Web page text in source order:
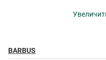
BARBUS